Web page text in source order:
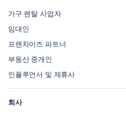
가구 렌탈 사업자
임대인
프랜차이즈 파트너
부동산 중개인
인플루언서 및 제휴사
회사